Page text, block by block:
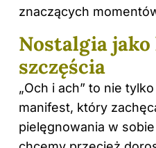
znaczących
Nostalgia
szczęścia
„Och i ach” to nie
manifest, który
pielęgnowania w